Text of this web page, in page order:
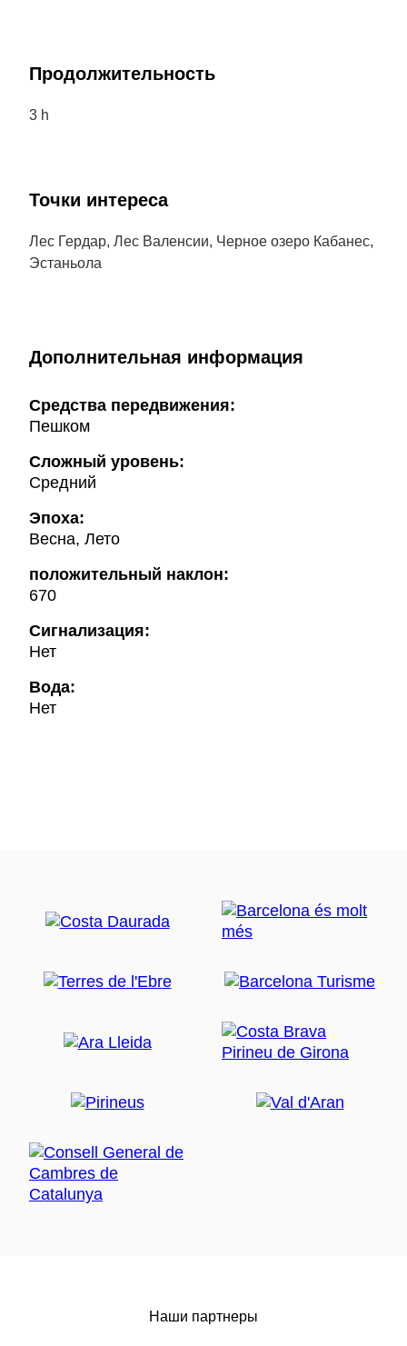
Продолжительность
3 h
Точки интереса
Лес Гердар, Лес Валенсии, Черное озеро Кабанес,
Эстаньола
Дополнительная информация
Cредства передвижения:
Пешком
Сложный уровень:
Средний
Эпоха:
Весна, Лето
положительный наклон:
670
Сигнализация:
Нет
Вода:
Нет
Наши партнеры